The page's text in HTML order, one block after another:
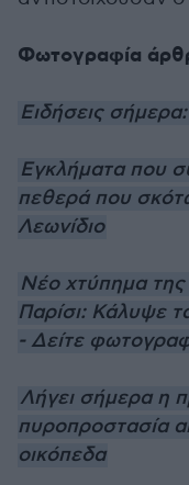
Φωτογραφία
Ειδήσεις σήμερα:
Εγκλήματα που
πεθερά που
Λεωνίδιο
Νέο χτύπημα
Παρίσι: Κάλυψε
- Δείτε
Λήγει σήμερα η
πυροπροστασία
οικόπεδα